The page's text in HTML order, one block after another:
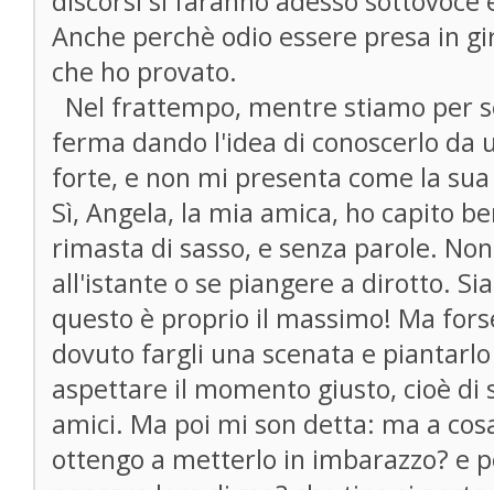
Anche perchè odio essere presa in
che ho provato.
Nel frattempo, mentre stiamo per
ferma dando l'idea di conoscerlo da
forte, e non mi presenta come la
Sì, Angela, la mia amica, ho capito
rimasta di sasso, e senza parole.
all'istante o se piangere a dirotto.
questo è proprio il massimo! Ma
dovuto fargli una scenata e
aspettare il momento giusto, cioè di
amici. Ma poi mi son detta: ma a
ottengo a metterlo in imbarazzo? e